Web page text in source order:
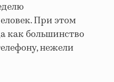
При этом
как большинство
нежели